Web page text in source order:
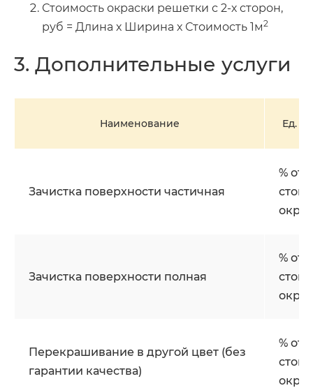
Стоимость окраски решетки с 2-х сторон,
руб = Длина х Ширина х Стоимость 1м2
3. Дополнительные услуги
Наименование Ед.
Зачистка поверхности частичная
% от
Зачистка поверхности полная
% от
Перекрашивание в другой цвет (без
гарантии качества)
% от